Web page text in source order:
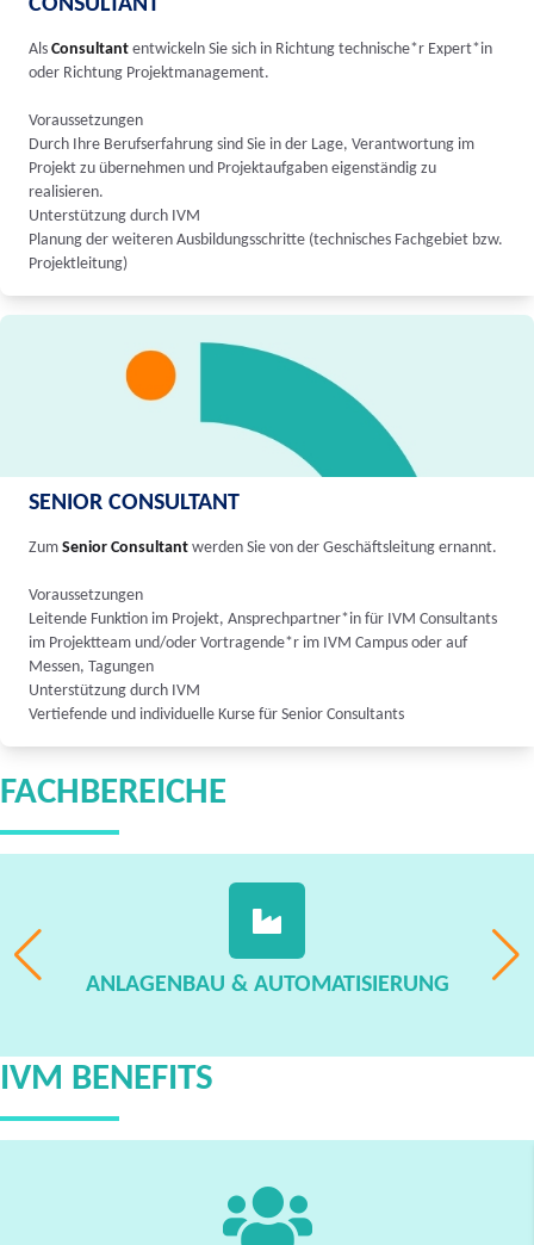
CONSULTANT
Als Consultant entwickeln Sie sich in Richtung technische*r Expert*in
oder Richtung Projektmanagement.
Voraussetzungen
Durch Ihre Berufserfahrung sind Sie in der Lage, Verantwortung im
Projekt zu übernehmen und Projektaufgaben eigenständig zu
realisieren.
Unterstützung durch IVM
Planung der weiteren Ausbildungsschritte (technisches Fachgebiet bzw.
Projektleitung)
SENIOR CONSULTANT
Zum Senior Consultant werden Sie von der Geschäftsleitung ernannt.
Voraussetzungen
Leitende Funktion im Projekt, Ansprechpartner*in für IVM Consultants
im Projektteam und/oder Vortragende*r im IVM Campus oder auf
Messen, Tagungen
Unterstützung durch IVM
Vertiefende und individuelle Kurse für Senior Consultants
FACHBEREICHE
ANLAGENBAU & AUTOMATISIERUNG
IVM BENEFITS